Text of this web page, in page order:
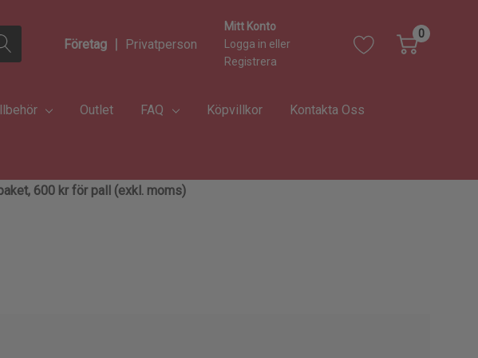
Företag | Privatperson
Mitt Konto
Logga in eller
Registrera
0
Outlet FAQ Köpvillkor Kontakta Oss
600 kr för pall (exkl. moms)